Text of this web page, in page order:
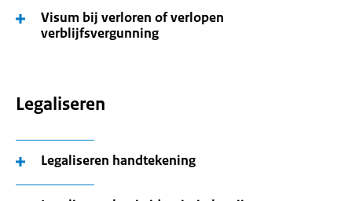
Visum bij verloren of verlopen
verblijfsvergunning
Legaliseren
Legaliseren handtekening